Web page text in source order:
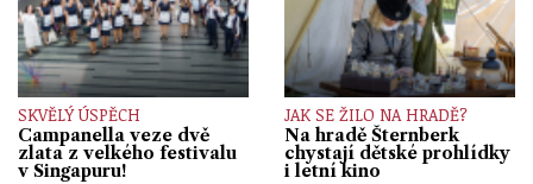
SKVĚLÝ ÚSPĚCH
Campanella veze dvě
zlata z velkého festivalu
v Singapuru!
JAK SE ŽILO NA HRADĚ?
Na hradě Šternberk
chystají dětské prohlídky
i letní kino